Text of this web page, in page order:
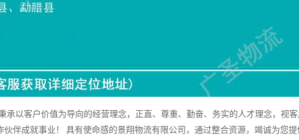
以客户价值为导向的经营理念，正直、尊重、勤奋、务实的人才理念，视客
伴成就事业！ 具有使命感的景翔物流有限公司，通过整合资源，竭诚为您提